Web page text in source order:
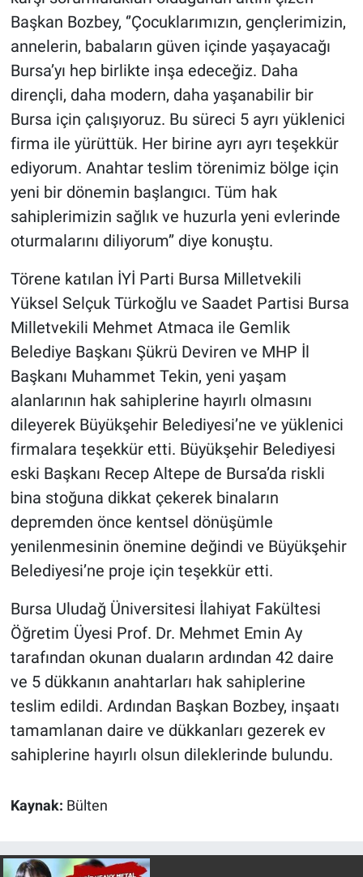
Başkan Bozbey, ‘’Çocuklarımızın, gençlerimizin,
annelerin, babaların güven içinde yaşayacağı
Bursa’yı hep birlikte inşa edeceğiz. Daha
dirençli, daha modern, daha yaşanabilir bir
Bursa için çalışıyoruz. Bu süreci 5 ayrı yüklenici
firma ile yürüttük. Her birine ayrı ayrı teşekkür
ediyorum. Anahtar teslim törenimiz bölge için
yeni bir dönemin başlangıcı. Tüm hak
sahiplerimizin sağlık ve huzurla yeni evlerinde
oturmalarını diliyorum’’ diye konuştu.
Törene katılan İYİ Parti Bursa Milletvekili
Yüksel Selçuk Türkoğlu ve Saadet Partisi Bursa
Milletvekili Mehmet Atmaca ile Gemlik
Belediye Başkanı Şükrü Deviren ve MHP İl
Başkanı Muhammet Tekin, yeni yaşam
alanlarının hak sahiplerine hayırlı olmasını
dileyerek Büyükşehir Belediyesi’ne ve yüklenici
firmalara teşekkür etti. Büyükşehir Belediyesi
eski Başkanı Recep Altepe de Bursa’da riskli
bina stoğuna dikkat çekerek binaların
depremden önce kentsel dönüşümle
yenilenmesinin önemine değindi ve Büyükşehir
Belediyesi’ne proje için teşekkür etti.
Bursa Uludağ Üniversitesi İlahiyat Fakültesi
Öğretim Üyesi Prof. Dr. Mehmet Emin Ay
tarafından okunan duaların ardından 42 daire
ve 5 dükkanın anahtarları hak sahiplerine
teslim edildi. Ardından Başkan Bozbey, inşaatı
tamamlanan daire ve dükkanları gezerek ev
sahiplerine hayırlı olsun dileklerinde bulundu.
Kaynak: Bülten